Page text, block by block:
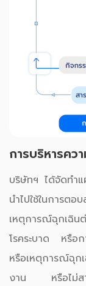
การบริหารคว
บริษัทฯ ได้จัดทำแ
นำไปใช้ในการตอ
เหตุการณ์ฉุกเฉิ
โรคระบาด หรือ
หรือเหตุการณ์ฉุก
งาน หรือไม่สา